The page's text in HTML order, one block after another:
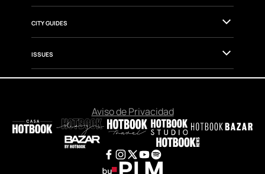
WELLNESS & HEALTH
DESIGN
ISSUES